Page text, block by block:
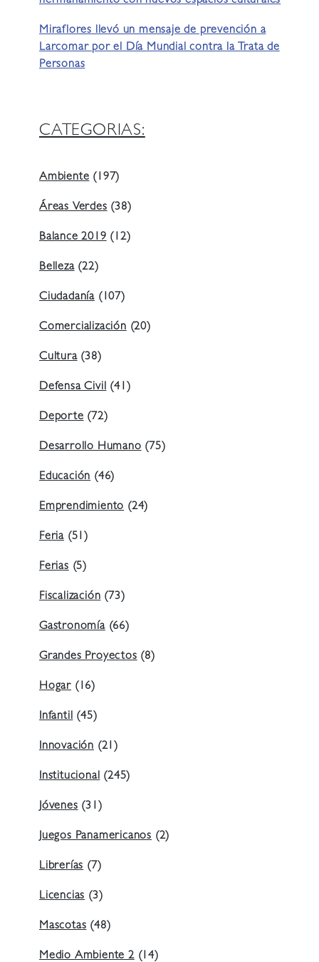
Miraflores llevó un mensaje de prevención a
Larcomar por el Día Mundial contra la Trata de
Personas
CATEGORIAS:
Ambiente (197)
Áreas Verdes (38)
Balance 2019 (12)
Belleza(22)
Ciudadanía (107)
Comercialización (20)
Cultura(38)
Defensa Civil (41)
Deporte (72)
Desarrollo Humano (75)
Educación (46)
Emprendimiento (24)
Feria (51)
Ferias (5)
Fiscalización (73)
Gastronomía(66)
Grandes Proyectos (8)
Hogar (16)
Infantil (45)
Innovación (21)
Institucional (245)
Jóvenes (31)
Juegos Panamericanos (2)
Librerías (7)
Licencias (3)
Mascotas (48)
Medio Ambiente 2(14)